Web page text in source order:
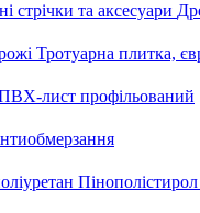
стрічки та аксесуари
Тротуарна плитка,
лист профільований
Пінополістирол